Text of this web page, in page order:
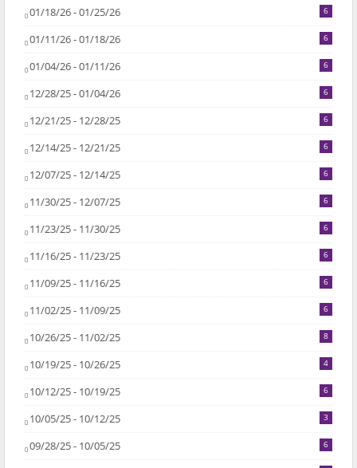
01/18/26 - 01/25/26 6
01/11/26 - 01/18/26 6
01/04/26 - 01/11/26 6
12/28/25 - 01/04/26 6
12/21/25 - 12/28/25 6
12/14/25 - 12/21/25 6
12/07/25 - 12/14/25 6
11/30/25 - 12/07/25 6
11/23/25 - 11/30/25 6
11/16/25 - 11/23/25 6
11/09/25 - 11/16/25 6
11/02/25 - 11/09/25 6
10/26/25 - 11/02/25 8
10/19/25 - 10/26/25 4
10/12/25 - 10/19/25 6
10/05/25 - 10/12/25 3
09/28/25 - 10/05/25 6